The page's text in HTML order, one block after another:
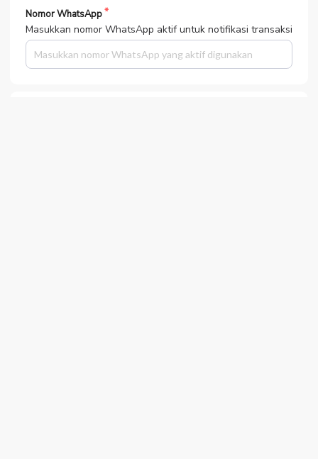
Nomor WhatsApp
Masukkan nomor WhatsApp aktif untuk notifikasi transaksi